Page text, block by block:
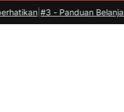
-Panduan Belanja Online